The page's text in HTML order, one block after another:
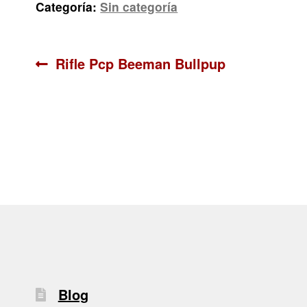
Categoría:Sin categoría
Navegación
Anterior:
Rifle Pcp Beeman Bullpup
Blog